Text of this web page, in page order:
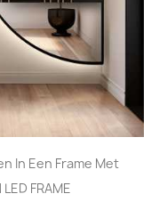
In Een Frame Met
FRAME